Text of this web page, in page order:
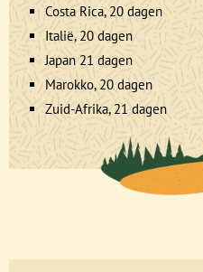
Costa Rica, 20 dagen
Italië, 20 dagen
Japan 21 dagen
Marokko, 20 dagen
Zuid-Afrika, 21 dagen